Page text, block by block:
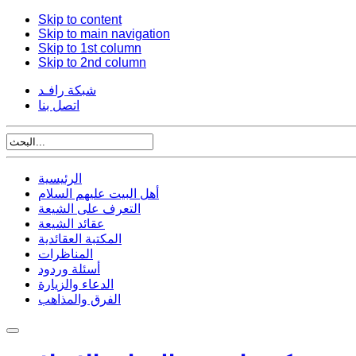
Skip to content
Skip to main navigation
Skip to 1st column
Skip to 2nd column
شبكة رافـد
اتصل بنا
الرئيسية
أهل البيت عليهم السلام
التعرف على الشيعة
عقائد الشيعة
المكتبة العقائدية
المناظرات
أسئلة وردود
الدعاء والزيارة
الفرق والمذاهب